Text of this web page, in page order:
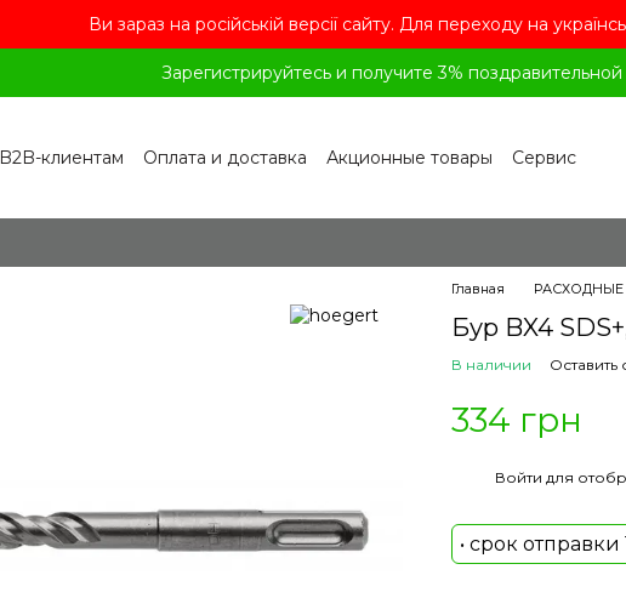
Ви зараз на російській версії сайту. Для переходу на
Зарегистрируйтесь и получите 3%
B2B-клиентам Оплата и доставка Акционные товары
Сервис
Главная
Бур BX4
В наличии Оставить
334 грн
Войти для
• срок отправки